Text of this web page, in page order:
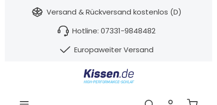
springenVersand & Rückversand kostenlos (D)
Hotline: 07331-9848482
Europaweiter Versand